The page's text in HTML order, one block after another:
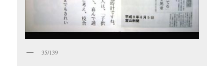
35/139